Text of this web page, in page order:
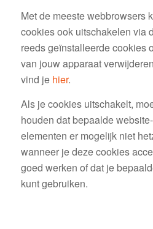
Met de meeste webbrowsers
cookies ook uitschakelen via
reeds geïnstalleerde cookies
van jouw apparaat
vind je hier.
Als je cookies uitschakelt,
houden dat bepaalde
elementen er mogelijk niet
wanneer je deze cookies
goed werken of dat je
kunt gebruiken.